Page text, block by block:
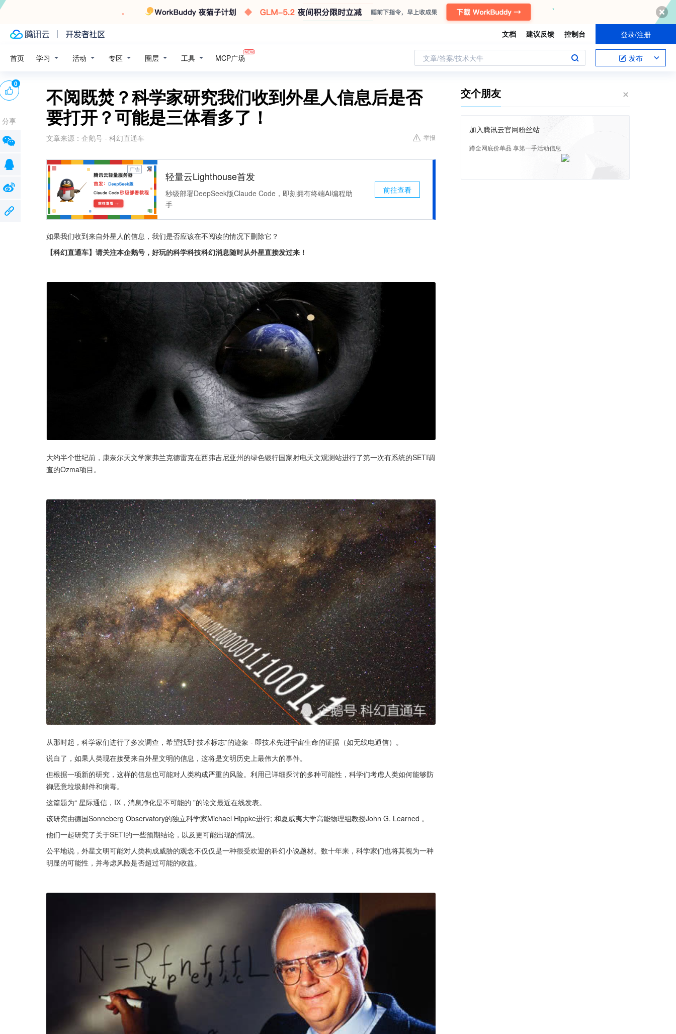
文档 建议反馈 控制台 登录/注册
首页 学习 活动 专区 圈层 工具 MCP广场 文章/答案/技术大牛 发布
不阅既焚？科学家研究我们收到外星人信息后是否
要打开？可能是三体看多了！
文章来源： 企鹅号 - 科幻直通车 举报
广告
轻量云Lighthouse首发
秒级部署DeepSeek版Claude Code，即刻拥有终端AI编程助
手
前往查看
如果我们收到来自外星人的信息，我们是否应该在不阅读的情况下删除它？
【科幻直通车】请关注本企鹅号，好玩的科学科技科幻消息随时从外星直接发过来！
大约半个世纪前，康奈尔天文学家弗兰克德雷克在西弗吉尼亚州的绿色银行国家射电天文观测站进行了第一次有系统的SETI调
查的Ozma项目。
从那时起，科学家们进行了多次调查，希望找到“技术标志”的迹象 - 即技术先进宇宙生命的证据（如无线电通信）。
说白了，如果人类现在接受来自外星文明的信息，这将是文明历史上最伟大的事件。
但根据一项新的研究，这样的信息也可能对人类构成严重的风险。利用已详细探讨的多种可能性，科学们考虑人类如何能够防
御恶意垃圾邮件和病毒。
这篇题为“ 星际通信，IX，消息净化是不可能的 ”的论文最近在线发表。
该研究由德国Sonneberg Observatory的独立科学家Michael Hippke进行; 和夏威夷大学高能物理组教授John G. Learned 。
他们一起研究了关于SETI的一些预期结论，以及更可能出现的情况。
公平地说，外星文明可能对人类构成威胁的观念不仅仅是一种很受欢迎的科幻小说题材。数十年来，科学家们也将其视为一种
明显的可能性，并考虑风险是否超过可能的收益。
0
分享
交个朋友
加入腾讯云官网粉丝站
蹲全网底价单品 享第一手活动信息